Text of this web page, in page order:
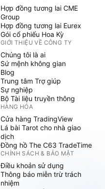
Hợp đồng tương lai CME
Group
Hợp đồng tương lai Eurex
Gói cổ phiếu Hoa Kỳ
GIỚI THIỆU VỀ CÔNG TY
Chúng tôi là ai
Sứ mệnh không gian
Blog
Trung tâm Trợ giúp
Sự nghiệp
Bộ Tài liệu truyền thông
HÀNG HÓA
Cửa hàng TradingView
Lá bài Tarot cho nhà giao
dịch
Đồng hồ The C63 TradeTime
CHÍNH SÁCH & BẢO MẬT
Điều khoản sử dụng
Thông báo miễn trừ trách
nhiệm